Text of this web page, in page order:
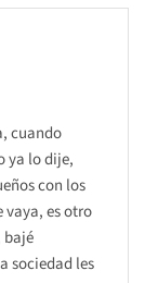
cuando
ya lo dije,
con los
vaya, es otro
bajé
sociedad les